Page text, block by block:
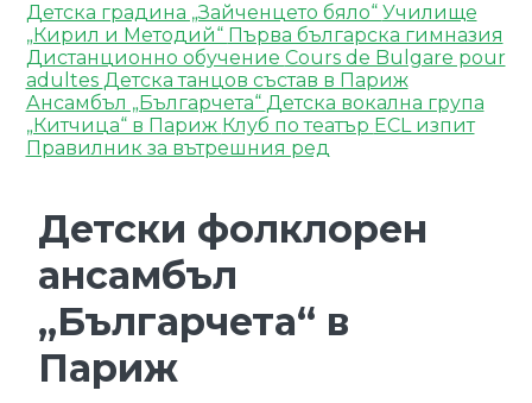
Детска градина „Зайченцето бяло“ Училище
„Кирил и Методий“ Първа българска гимназия
Дистанционно обучение Cours de Bulgare pour
adultes Детска танцов състав в Париж
Ансамбъл „Българчета“ Детска вокална група
„Китчица“ в Париж Клуб по театър ECL изпит
Правилник за вътрешния ред
Детски фолклорен
ансамбъл
„Българчета“ в
Париж